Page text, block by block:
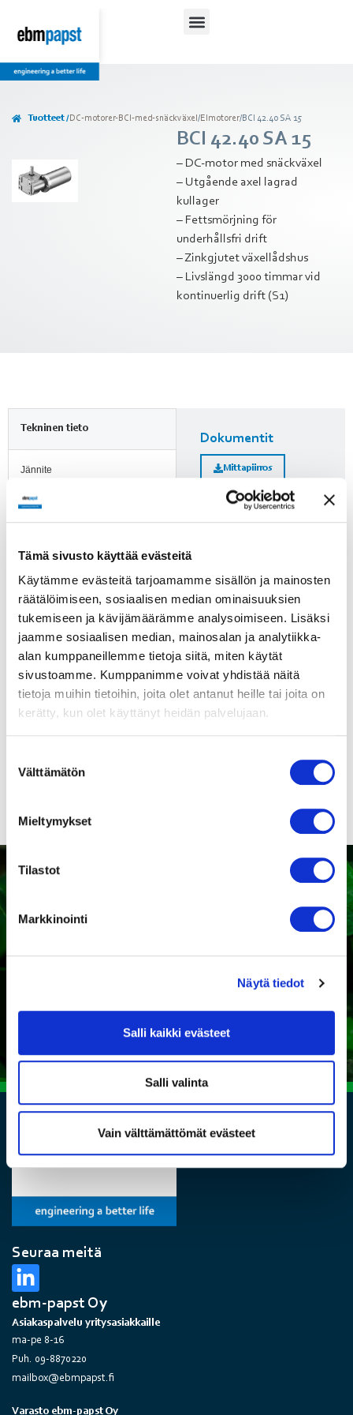
Tämä sivusto käyttää evästeitä
Käytämme evästeitä tarjoamamme sisällön ja mainosten
räätälöimiseen, sosiaalisen median ominaisuuksien
tukemiseen ja kävijämäärämme analysoimiseen. Lisäksi
jaamme sosiaalisen median, mainosalan ja analytiikka-
alan kumppaneillemme tietoja siitä, miten käytät
sivustoamme. Kumppanimme voivat yhdistää näitä
tietoja muihin tietoihin, joita olet antanut heille tai joita on
kerätty, kun olet käyttänyt heidän palvelujaan.
valinta
Välttämätön
Mieltymykset
Tilastot
Markkinointi
Näytä tiedot
Salli kaikki evästeet
Salli valinta
Vain välttämättömät evästeet
Tuotteet /DC-motorer-BCI-med-snäckväxel /Elmotorer/BCI 42.40 SA 15
BCI 42.40 SA 15
– DC-motor med snäckväxel
– Utgående axel lagrad
kullager
– Fettsmörjning för
underhållsfri drift
– Zinkgjutet växellådshus
– Livslängd 3000 timmar vid
kontinuerlig drift (S1)
Tekninen tieto
Jännite
Nimellisvirta
Kierrosluku
207 min-1
9414240153
Dokumentit
Mittapiirros
ErP-direktiivi ei koske alle
125 W puhaltimia. Yli 125 W
puhaltimien kohdalle on
merkitty, läpäiseekö tuote
direktiivin vaatimukset.
Suomenkieliset
turvamääräykset!
Kaipaatko tukea sopivan
tuotteen valintaan?
Seuraa meitä
ebm-papst Oy
Asiakaspalvelu yritysasiakkaille
ma-pe 8-16
Puh. 09-8870220
mailbox@ebmpapst.fi
Varasto ebm-papst Oy